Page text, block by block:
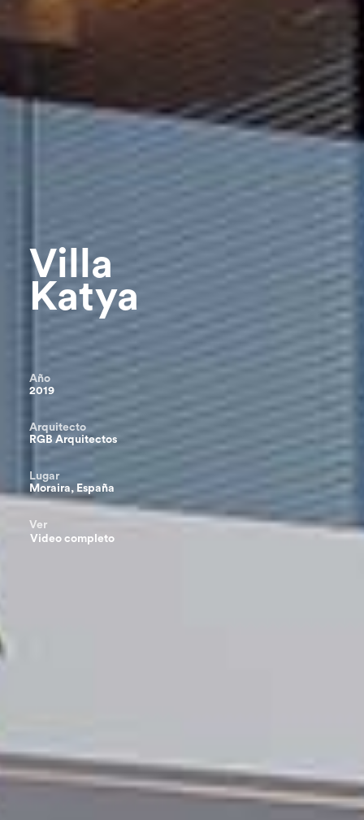
Villa
Katya
Año
2019
Arquitecto
RGB Arquitectos
Lugar
Moraira, España
Ver
Video completo